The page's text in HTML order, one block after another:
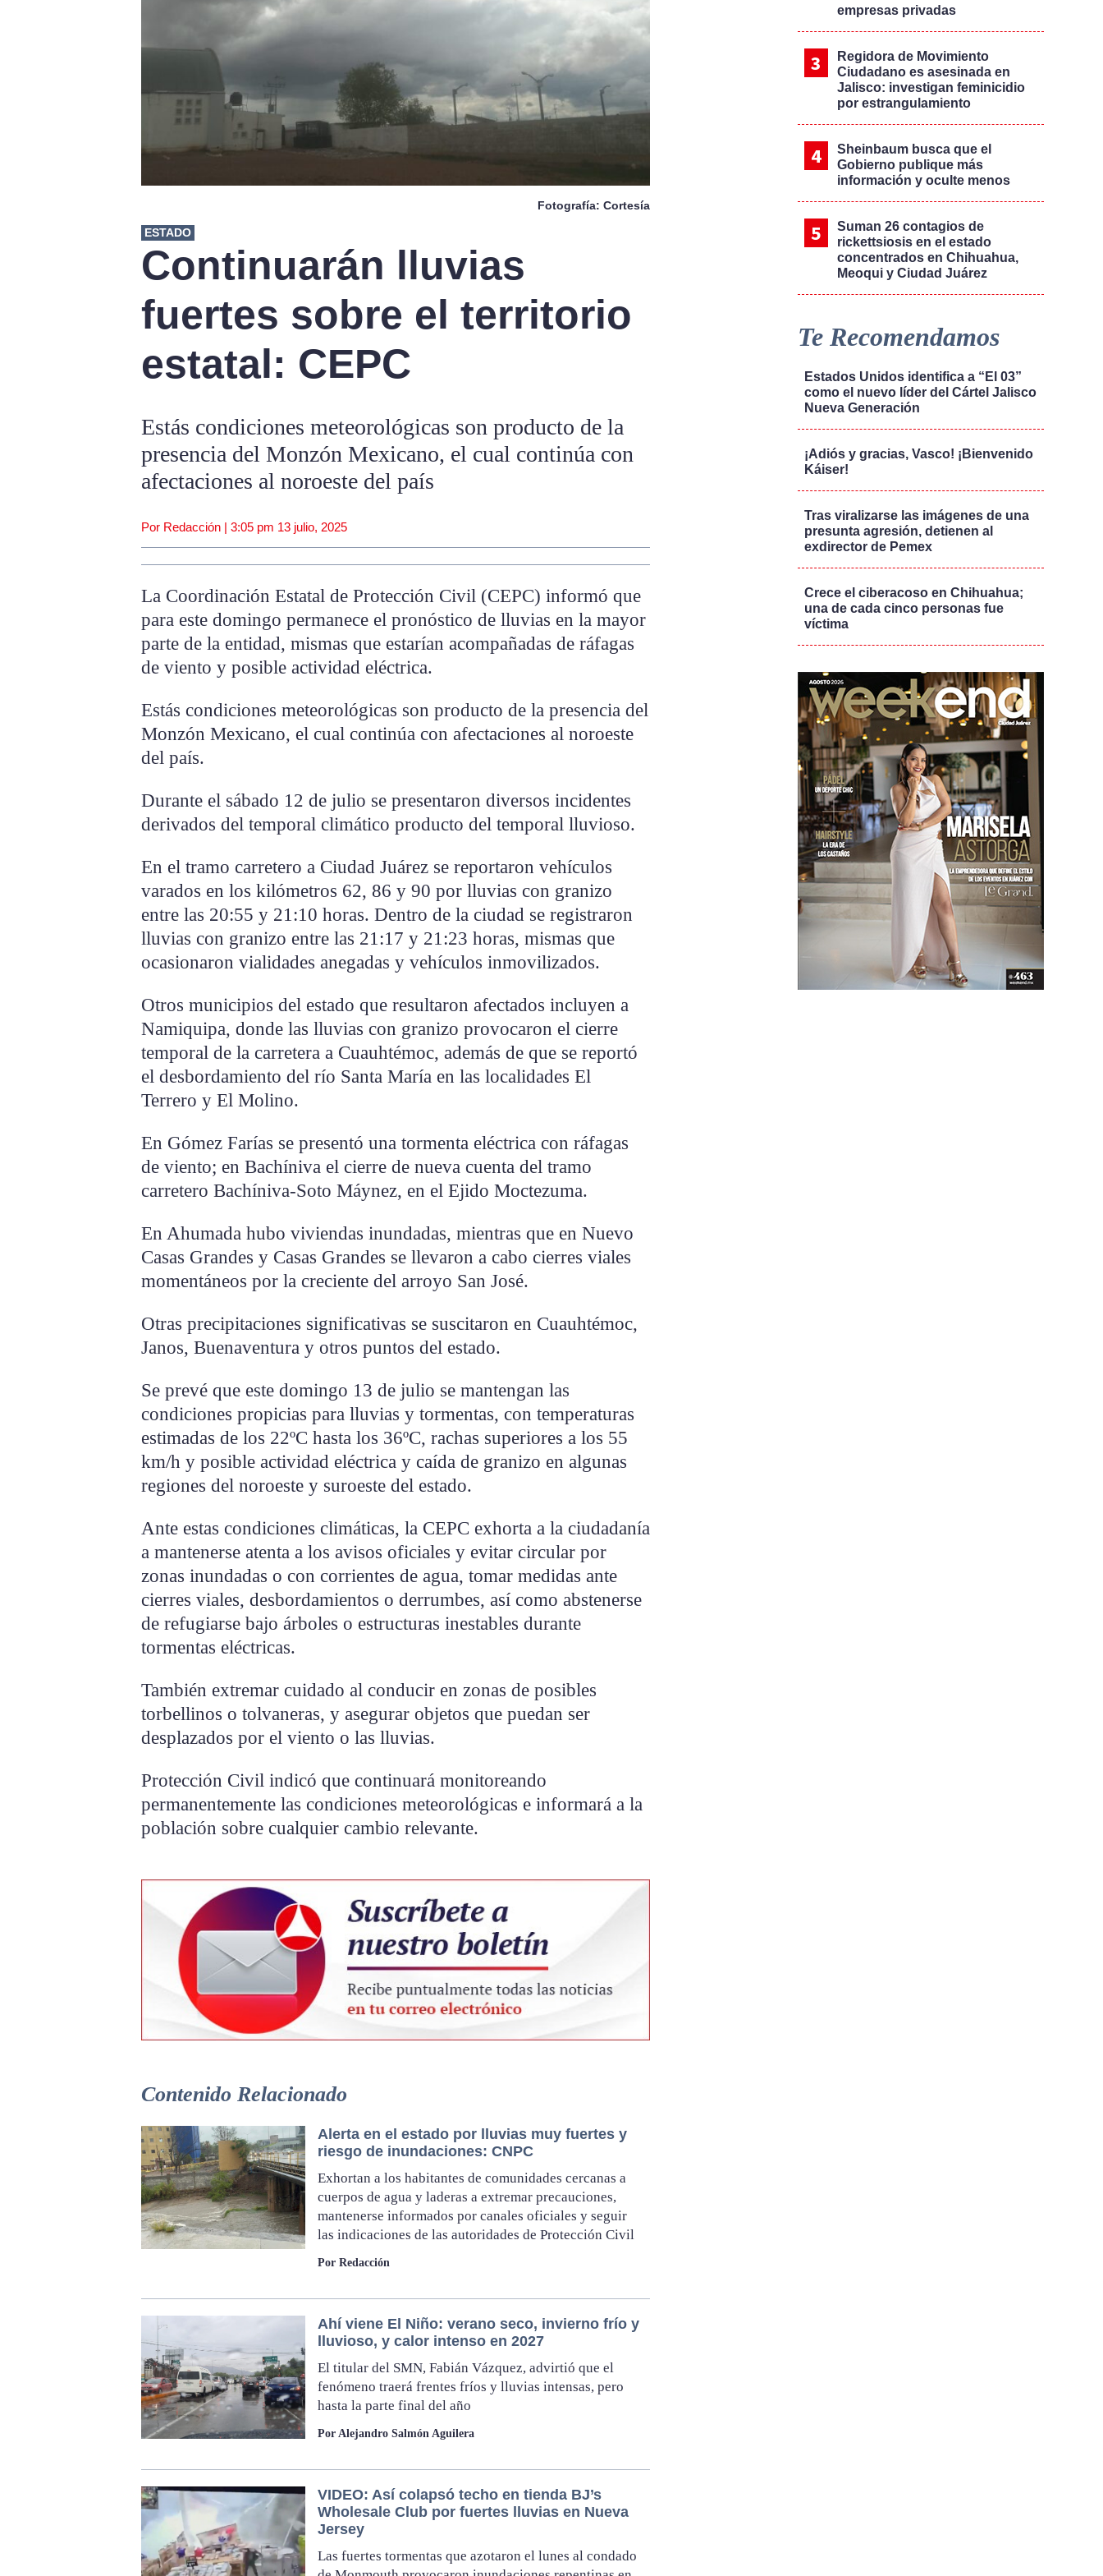
Fotografía: Cortesía
ESTADO
Continuarán lluvias
fuertes sobre el territorio
estatal: CEPC
Estás condiciones meteorológicas son producto de la
presencia del Monzón Mexicano, el cual continúa con
afectaciones al noroeste del país
Por Redacción | 3:05 pm 13 julio, 2025
La Coordinación Estatal de Protección Civil (CEPC) informó que
para este domingo permanece el pronóstico de lluvias en la mayor
parte de la entidad, mismas que estarían acompañadas de ráfagas
de viento y posible actividad eléctrica.
Estás condiciones meteorológicas son producto de la presencia del
Monzón Mexicano, el cual continúa con afectaciones al noroeste
del país.
Durante el sábado 12 de julio se presentaron diversos incidentes
derivados del temporal climático producto del temporal lluvioso.
En el tramo carretero a Ciudad Juárez se reportaron vehículos
varados en los kilómetros 62, 86 y 90 por lluvias con granizo
entre las 20:55 y 21:10 horas. Dentro de la ciudad se registraron
lluvias con granizo entre las 21:17 y 21:23 horas, mismas que
ocasionaron vialidades anegadas y vehículos inmovilizados.
Otros municipios del estado que resultaron afectados incluyen a
Namiquipa, donde las lluvias con granizo provocaron el cierre
temporal de la carretera a Cuauhtémoc, además de que se reportó
el desbordamiento del río Santa María en las localidades El
Terrero y El Molino.
En Gómez Farías se presentó una tormenta eléctrica con ráfagas
de viento; en Bachíniva el cierre de nueva cuenta del tramo
carretero Bachíniva-Soto Máynez, en el Ejido Moctezuma.
En Ahumada hubo viviendas inundadas, mientras que en Nuevo
Casas Grandes y Casas Grandes se llevaron a cabo cierres viales
momentáneos por la creciente del arroyo San José.
Otras precipitaciones significativas se suscitaron en Cuauhtémoc,
Janos, Buenaventura y otros puntos del estado.
Se prevé que este domingo 13 de julio se mantengan las
condiciones propicias para lluvias y tormentas, con temperaturas
estimadas de los 22ºC hasta los 36ºC, rachas superiores a los 55
km/h y posible actividad eléctrica y caída de granizo en algunas
regiones del noroeste y suroeste del estado.
Ante estas condiciones climáticas, la CEPC exhorta a la ciudadanía
a mantenerse atenta a los avisos oficiales y evitar circular por
zonas inundadas o con corrientes de agua, tomar medidas ante
cierres viales, desbordamientos o derrumbes, así como abstenerse
de refugiarse bajo árboles o estructuras inestables durante
tormentas eléctricas.
También extremar cuidado al conducir en zonas de posibles
torbellinos o tolvaneras, y asegurar objetos que puedan ser
desplazados por el viento o las lluvias.
Protección Civil indicó que continuará monitoreando
permanentemente las condiciones meteorológicas e informará a la
población sobre cualquier cambio relevante.
Contenido Relacionado
Alerta en el estado por lluvias muy fuertes y
riesgo de inundaciones: CNPC
Exhortan a los habitantes de comunidades cercanas a
cuerpos de agua y laderas a extremar precauciones,
mantenerse informados por canales oficiales y seguir
las indicaciones de las autoridades de Protección Civil
Por Redacción
Ahí viene El Niño: verano seco, invierno frío y
lluvioso, y calor intenso en 2027
El titular del SMN, Fabián Vázquez, advirtió que el
fenómeno traerá frentes fríos y lluvias intensas, pero
hasta la parte final del año
Por Alejandro Salmón Aguilera
VIDEO: Así colapsó techo en tienda BJ’s
Wholesale Club por fuertes lluvias en Nueva
Jersey
Las fuertes tormentas que azotaron el lunes al condado
empresas privadas
Regidora de Movimiento
Ciudadano es asesinada en
Jalisco: investigan feminicidio
por estrangulamiento
Sheinbaum busca que el
Gobierno publique más
información y oculte menos
Suman 26 contagios de
rickettsiosis en el estado
concentrados en Chihuahua,
Meoqui y Ciudad Juárez
Te Recomendamos
Estados Unidos identifica a “El 03”
como el nuevo líder del Cártel Jalisco
Nueva Generación
¡Adiós y gracias, Vasco! ¡Bienvenido
Káiser!
Tras viralizarse las imágenes de una
presunta agresión, detienen al
exdirector de Pemex
Crece el ciberacoso en Chihuahua;
una de cada cinco personas fue
víctima